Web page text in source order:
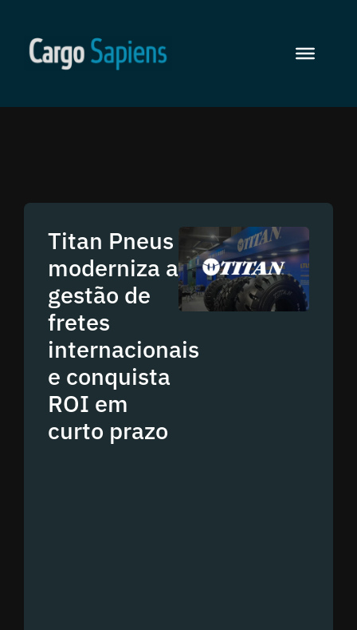
Titan Pneus
moderniza a
gestão de
fretes
internacionais
e conquista
ROI em
curto prazo